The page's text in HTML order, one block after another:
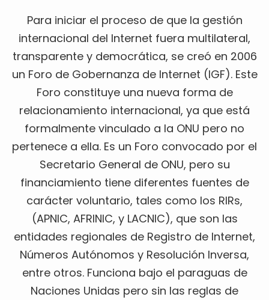
Para iniciar el proceso de que la gestión
internacional del Internet fuera multilateral,
transparente y democrática, se creó en 2006
un Foro de Gobernanza de Internet (IGF). Este
Foro constituye una nueva forma de
relacionamiento internacional, ya que está
formalmente vinculado a la ONU pero no
pertenece a ella. Es un Foro convocado por el
Secretario General de ONU, pero su
financiamiento tiene diferentes fuentes de
carácter voluntario, tales como los RIRs,
(APNIC, AFRINIC, y LACNIC), que son las
entidades regionales de Registro de Internet,
Números Autónomos y Resolución Inversa,
entre otros. Funciona bajo el paraguas de
Naciones Unidas pero sin las reglas de